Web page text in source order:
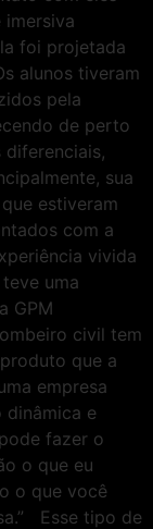
foi projetada
alunos tiveram
pela
de perto
diferenciais,
sua
estiveram
com a
vivida
uma
GPM
civil tem
que a
empresa
dinâmica e
fazer o
o que eu
o que você
Esse tipo de